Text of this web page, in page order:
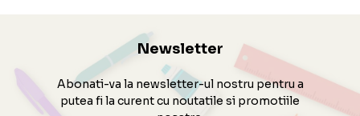
Newsletter
Abonati-va la newsletter-ul nostru pentru a
putea fi la curent cu noutatile si promotiile